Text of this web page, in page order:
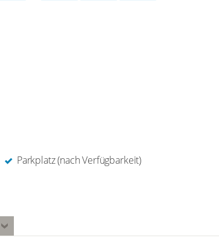
Parkplatz (nach Verfügbarkeit)